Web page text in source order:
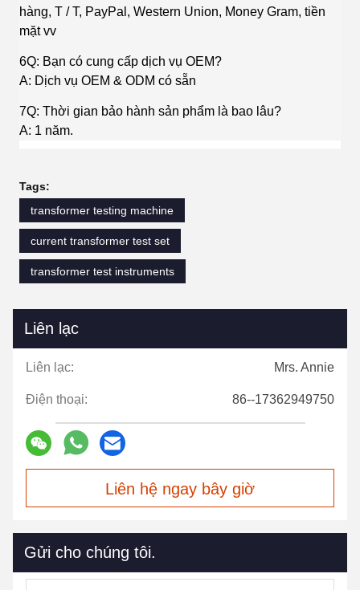
hàng, T / T, PayPal, Western Union, Money Gram, tiền
mặt vv
6Q: Bạn có cung cấp dịch vụ OEM?
A: Dịch vụ OEM & ODM có sẵn
7Q: Thời gian bảo hành sản phẩm là bao lâu?
A: 1 năm.
Tags:
transformer testing machine
current transformer test set
transformer test instruments
Liên lạc
Liên lạc: Mrs. Annie
Điện thoại: 86--17362949750
Liên hệ ngay bây giờ
Gửi cho chúng tôi.